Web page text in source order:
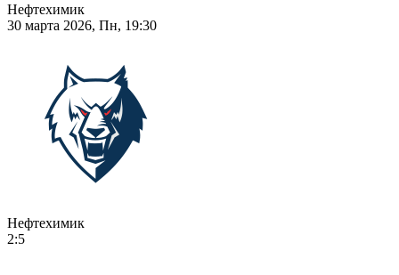
Нефтехимик
30 марта 2026, Пн, 19:30
Нефтехимик
2:5